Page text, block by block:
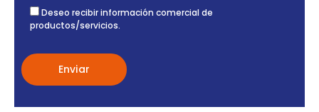
Deseo recibir información comercial de
productos/servicios.